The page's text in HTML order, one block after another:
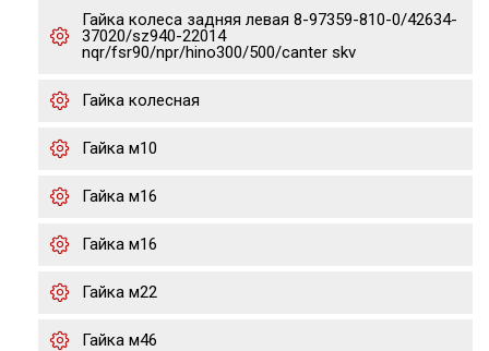
Гайка колеса задняя левая 8-97359-810-0/42634-
37020/sz940-22014
nqr/fsr90/npr/hino300/500/canter skv
Гайка колесная
Гайка м10
Гайка м16
Гайка м16
Гайка м22
Гайка м46